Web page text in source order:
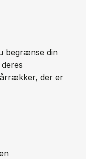
begrænse din
der er